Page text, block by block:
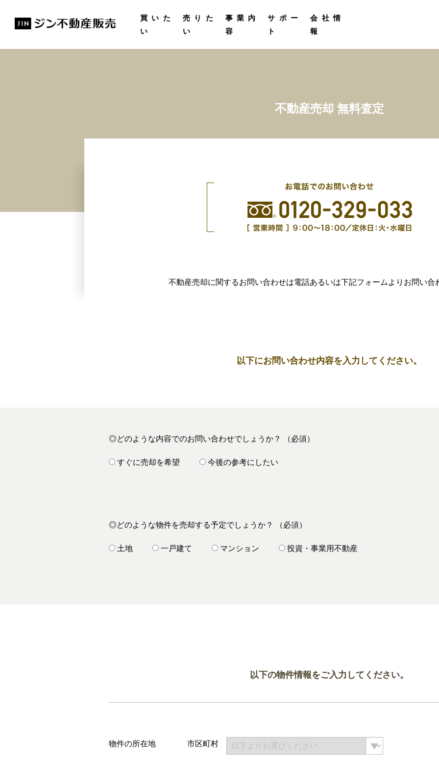
買いた
い
売りた
い
事業内
容
サポー
ト
会社情
報
不動産売却 無料査定
不動産売却に関するお問い合わせは電話あるいは下記フォームよりお問い合
以下にお問い合わせ内容を入力してください。
◎どのような内容でのお問い合わせでしょうか？ （必須）
すぐに売却を希望 今後の参考にしたい
◎どのような物件を売却する予定でしょうか？ （必須）
土地 一戸建て マンション 投資・事業用不動産
以下の物件情報をご入力してください。
物件の所在地 市区町村